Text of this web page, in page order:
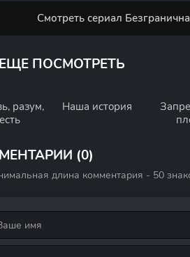
Смотреть сериал
ПОСМОТРЕТЬ
разум,
Наша история
(0)
длина комментария - 50